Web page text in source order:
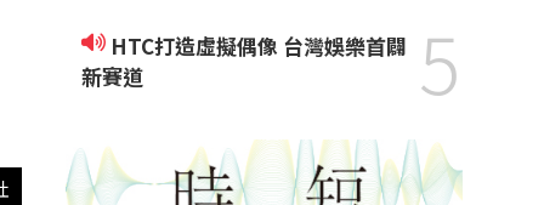
新賽道
5